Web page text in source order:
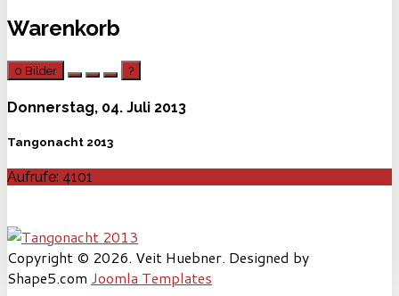
Warenkorb
0 Bilder ?
Donnerstag, 04. Juli 2013
Tangonacht 2013
Aufrufe: 4101
Copyright © 2026. Veit Huebner. Designed by
Shape5.com Joomla Templates